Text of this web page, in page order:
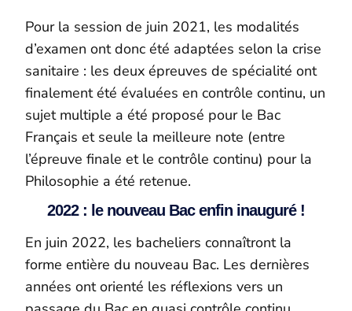
Pour la session de juin 2021, les modalités
d’examen ont donc été adaptées selon la crise
sanitaire : les deux épreuves de spécialité ont
finalement été évaluées en contrôle continu, un
sujet multiple a été proposé pour le Bac
Français et seule la meilleure note (entre
l’épreuve finale et le contrôle continu) pour la
Philosophie a été retenue.
2022 : le nouveau Bac enfin inauguré !
En juin 2022, les bacheliers connaîtront la
forme entière du nouveau Bac. Les dernières
années ont orienté les réflexions vers un